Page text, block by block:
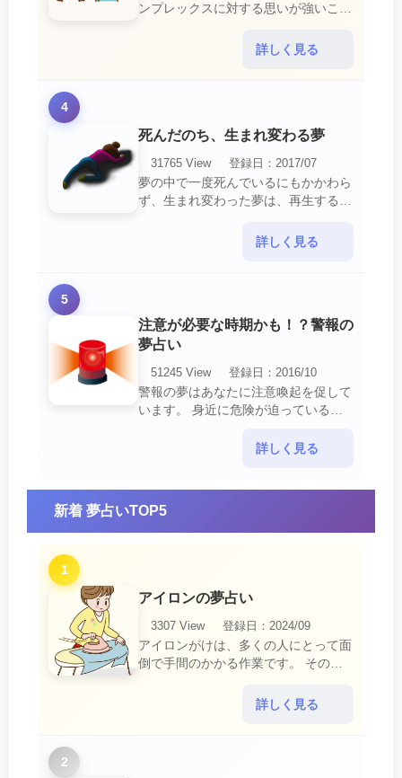
ンプレックスに対する思いが強いこと
短所やコンプレックスを的確に認識し
詳しく見る
4
死んだのち、生まれ変わる夢
31765 View
登録日：2017/07
夢の中で一度死んでいるにもかかわら
ず、生まれ変わった夢は、再生する夢
あなたに関するすべての運気が上昇し
詳しく見る
5
注意が必要な時期かも！？警報の
夢占い
51245 View
登録日：2016/10
警報の夢はあなたに注意喚起を促して
います。 身近に危険が迫っている暗
て危機を回避する事が必要です。 ま
詳しく見る
新着 夢占いTOP5
1
アイロンの夢占い
3307 View
登録日：2024/09
アイロンがけは、多くの人にとって面
倒で手間のかかる作業です。 そのた
中で感じるわずらわしさやストレスか
詳しく見る
2